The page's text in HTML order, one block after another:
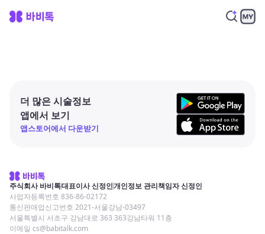
더 많은 시술정보
앱에서 보기
앱스토어에서 다운받기
주식회사 바비톡대표이사 신정인개인정보 관리책임자 신정인
사업자등록번호 836-86-02172
통신판매업신고번호 2021-서울강남-03497
서울특별시 서초구 강남대로 363 363강남타워 11층
이메일 cs@babitalk.com